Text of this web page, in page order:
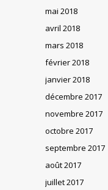
mai 2018
avril 2018
mars 2018
février 2018
janvier 2018
décembre 2017
novembre 2017
octobre 2017
septembre 2017
août 2017
juillet 2017